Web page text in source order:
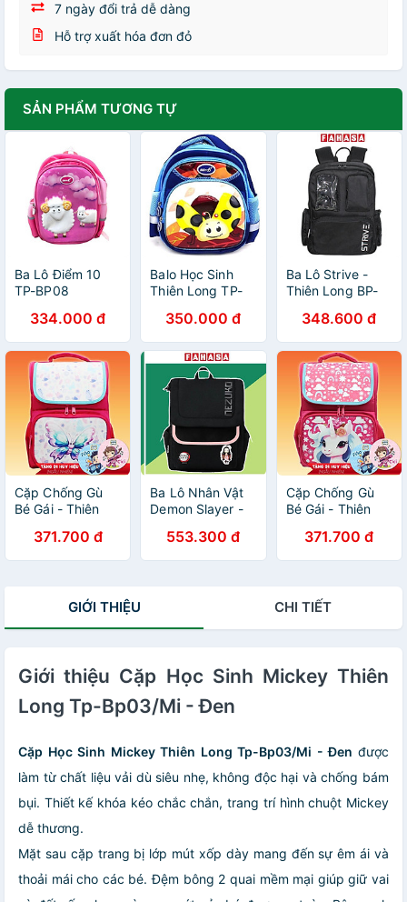
7 ngày đổi trả dễ dàng
Hỗ trợ xuất hóa đơn đỏ
SẢN PHẨM TƯƠNG TỰ
Ba Lô Điểm 10
TP-BP08
334.000 đ
Balo Học Sinh
Thiên Long TP-
Cam350.000 đ
Ba Lô Strive -
Thiên Long BP-
Đen348.600 đ
Cặp Chống Gù
Bé Gái - Thiên
Hình Bướm Hồng
371.700 đ
Ba Lô Nhân Vật
Demon Slayer -
034/DS -
Nezuko
553.300 đ
Cặp Chống Gù
Bé Gái - Thiên
Unicon 3 - Màu
Hồng
371.700 đ
GIỚI THIỆU CHI TIẾT
Giới thiệu Cặp Học Sinh Mickey Thiên
Long Tp-Bp03/Mi - Đen
Cặp Học Sinh Mickey Thiên Long Tp-Bp03/Mi - Đen được
làm từ chất liệu vải dù siêu nhẹ, không độc hại và chống bám
bụi. Thiết kế khóa kéo chắc chắn, trang trí hình chuột Mickey
dễ thương.
Mặt sau cặp trang bị lớp mút xốp dày mang đến sự êm ái và
thoải mái cho các bé. Đệm bông 2 quai mềm mại giúp giữ vai